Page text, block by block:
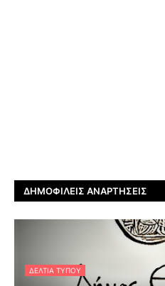
ΔΗΜΟΦΙΛΕΊΣ ΑΝΑΡΤΉΣΕΙΣ
ΔΕΛΤΊΑ ΤΎΠΟΥ